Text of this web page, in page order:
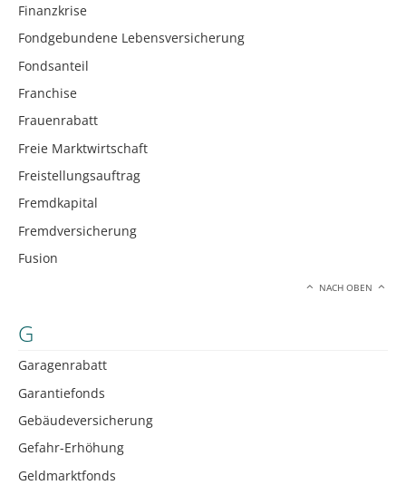
Finanzkrise
Fondgebundene Lebensversicherung
Fondsanteil
Franchise
Frauenrabatt
Freie Marktwirtschaft
Freistellungsauftrag
Fremdkapital
Fremdversicherung
Fusion
NACH OBEN
G
Garagenrabatt
Garantiefonds
Gebäudeversicherung
Gefahr-Erhöhung
Geldmarktfonds